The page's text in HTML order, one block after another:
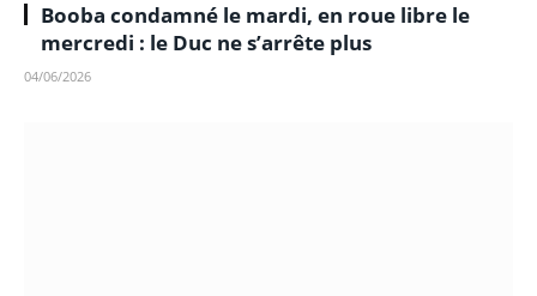
Booba condamné le mardi, en roue libre le
mercredi : le Duc ne s’arrête plus
04/06/2026